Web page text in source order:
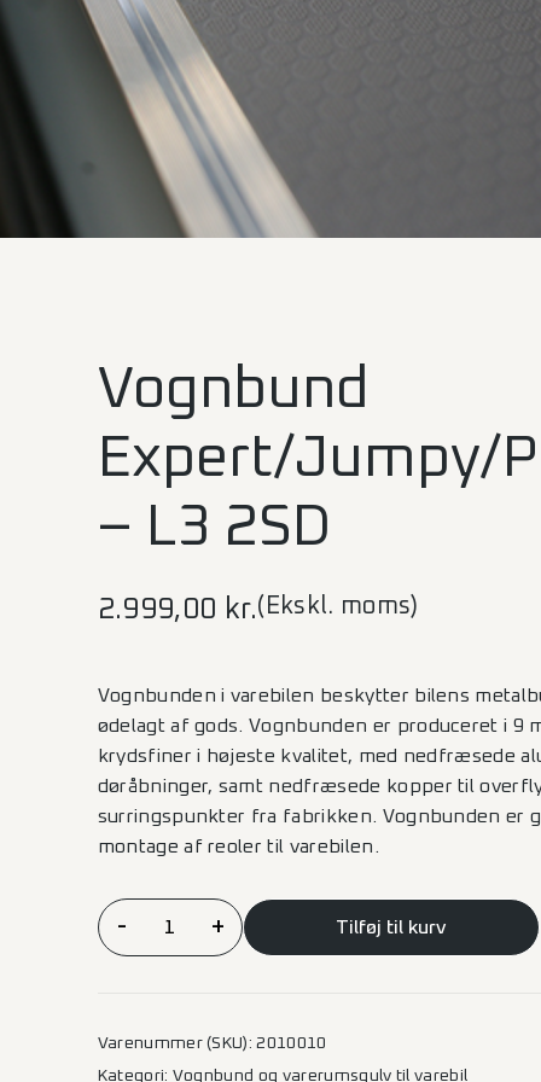
Vognbund
Expert/Jumpy/
– L3 2SD
2.999,00 kr.(Ekskl. moms)
Vognbunden i varebilen beskytter bilens
ødelagt af gods. Vognbunden er produceret i 9
krydsfiner i højeste kvalitet, med nedfræsede
døråbninger, samt nedfræsede kopper til
surringspunkter fra fabrikken. Vognbunden er
montage af reoler til varebilen.
Vognbund
Expert/Jumpy/Proace/Vivaro/Scudo
2SD
- + Tilføj til kurv
Varenummer (SKU):2010010
Kategori: Vognbund og varerumsgulv til varebil